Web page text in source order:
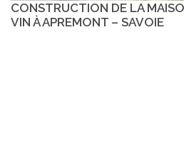
CONSTRUCTION DE LA
VIN À APREMONT – SAVOIE